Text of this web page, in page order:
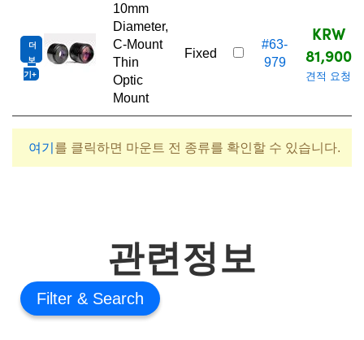
더
보
기
10mm
Diameter,
C-Mount
Thin
Optic
Mount
Fixed
#63-
979
KRW
81,900
견적 요청
여기 를 클릭하면 마운트 전 종류를 확인할 수 있습니다.
관련정보
Filter